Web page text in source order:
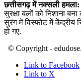
छत्तीसगढ़ में नक्सली हमला:
सुरक्षा बलों को निशाना
सुरंग में विस्फोट में केंद्रीय
हो गए.
© Copyright -
Link to Facebook
Link to X